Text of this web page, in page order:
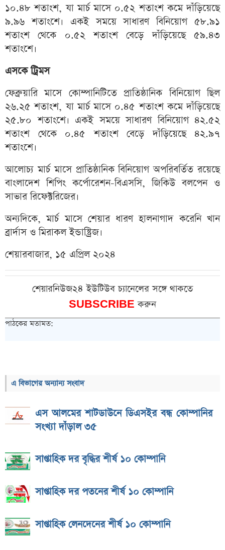
১০.৪৮ শতাংশ, যা মার্চ মাসে ০.৫২ শতাংশ কমে দাঁড়িয়েছে
৯.৯৬ শতাংশে। একই সময়ে সাধারণ বিনিয়োগ ৫৮.৯১
শতাংশ থেকে ০.৫২ শতাংশ বেড়ে দাঁড়িয়েছে ৫৯.৪৩
শতাংশে।
এসকে ট্রিমস
ফেব্রুয়ারি মাসে কোম্পানিটিতে প্রাতিষ্ঠানিক বিনিয়োগ ছিল
২৬.২৫ শতাংশ, যা মার্চ মাসে ০.৪৫ শতাংশ কমে দাঁড়িয়েছে
২৫.৮০ শতাংশে। একই সময়ে সাধারণ বিনিয়োগ ৪২.৫২
শতাংশ থেকে ০.৪৫ শতাংশ বেড়ে দাঁড়িয়েছে ৪২.৯৭
শতাংশে।
আলোচ্য মার্চ মাসে প্রাতিষ্ঠানিক বিনিয়োগ অপরিবর্তিত রয়েছে
বাংলাদেশ শিপিং কর্পোরেশন-বিএসসি, জিকিউ বলপেন ও
সাভার রিফেক্টরিজের।
অন্যদিকে, মার্চ মাসে শেয়ার ধারণ হালনাগাদ করেনি খান
ব্রার্দাস ও মিরাকল ইন্ডাষ্ট্রিজ।
শেয়ারবাজার, ১৫ এপ্রিল ২০২৪
শেয়ারনিউজ২৪ ইউটিউব চ্যানেলের সঙ্গে থাকতে
SUBSCRIBEকরুন
পাঠকের মতামত:
এ বিভাগের অন্যান্য সংবাদ
এস আলমের শাটডাউনে ডিএসইর বন্ধ কোম্পানির
সংখ্যা দাঁড়াল ৩৫
সাপ্তাহিক দর বৃদ্ধির শীর্ষ ১০ কোম্পানি
সাপ্তাহিক দর পতনের শীর্ষ ১০ কোম্পানি
সাপ্তাহিক লেনদেনের শীর্ষ ১০ কোম্পানি